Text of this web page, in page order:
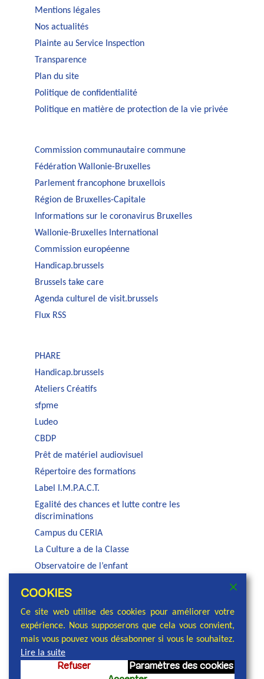
Mentions légales
Nos actualités
Plainte au Service Inspection
Transparence
Plan du site
Politique de confidentialité
Politique en matière de protection de la vie privée
Commission communautaire commune
Fédération Wallonie-Bruxelles
Parlement francophone bruxellois
Région de Bruxelles-Capitale
Informations sur le coronavirus Bruxelles
Wallonie-Bruxelles International
Commission européenne
Handicap.brussels
Brussels take care
Agenda culturel de visit.brussels
Flux RSS
PHARE
Handicap.brussels
Ateliers Créatifs
sfpme
Ludeo
CBDP
Prêt de matériel audiovisuel
Répertoire des formations
Label I.M.P.A.C.T.
Egalité des chances et lutte contre les
discriminations
Campus du CERIA
La Culture a de la Classe
Observatoire de l’enfant
Service PSE de la COCOF
© 2026 Commission communautaire française,
COOKIES
Ce site web utilise des cookies pour améliorer votre
expérience. Nous supposerons que cela vous convient,
mais vous pouvez vous désabonner si vous le souhaitez.
Lire la suite
Refuser
Paramètres des cookies